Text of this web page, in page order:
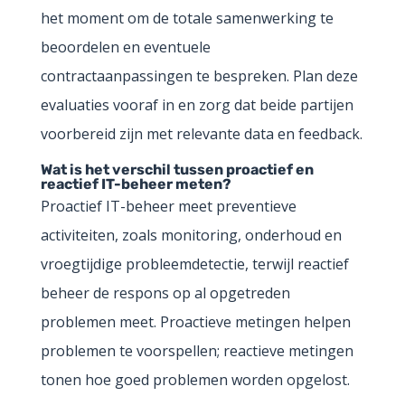
het moment om de totale samenwerking te
beoordelen en eventuele
contractaanpassingen te bespreken. Plan deze
evaluaties vooraf in en zorg dat beide partijen
voorbereid zijn met relevante data en feedback.
Wat is het verschil tussen proactief en
reactief IT-beheer meten?
Proactief IT-beheer meet preventieve
activiteiten, zoals monitoring, onderhoud en
vroegtijdige probleemdetectie, terwijl reactief
beheer de respons op al opgetreden
problemen meet. Proactieve metingen helpen
problemen te voorspellen; reactieve metingen
tonen hoe goed problemen worden opgelost.